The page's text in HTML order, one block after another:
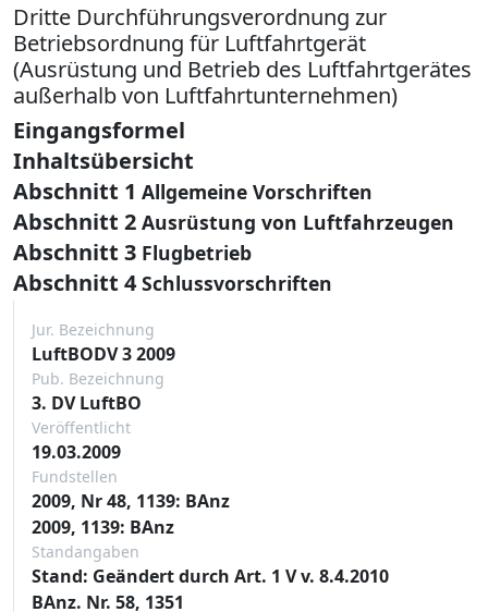
Dritte Durchführungsverordnung zur
Betriebsordnung für Luftfahrtgerät
(Ausrüstung und Betrieb des Luftfahrtgerätes
außerhalb von Luftfahrtunternehmen)
Eingangsformel
Inhaltsübersicht
Abschnitt 1 Allgemeine Vorschriften
Abschnitt 2 Ausrüstung von Luftfahrzeugen
Abschnitt 3 Flugbetrieb
Abschnitt 4 Schlussvorschriften
Jur. Bezeichnung
LuftBODV 3 2009
Pub. Bezeichnung
3. DV LuftBO
Veröffentlicht
19.03.2009
Fundstellen
2009, Nr 48, 1139: BAnz
2009, 1139: BAnz
Standangaben
Stand: Geändert durch Art. 1 V v. 8.4.2010
BAnz. Nr. 58, 1351